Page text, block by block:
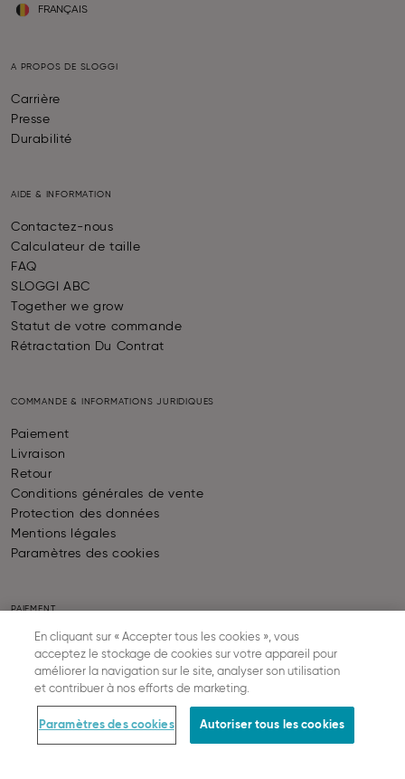
FRANÇAIS
A PROPOS DE SLOGGI
Carrière
Presse
Durabilité
AIDE & INFORMATION
Contactez-nous
Calculateur de taille
FAQ
SLOGGI ABC
Together we grow
Statut de votre commande
Rétractation Du Contrat
COMMANDE & INFORMATIONS JURIDIQUES
Paiement
Livraison
Retour
Conditions générales de vente
Protection des données
Mentions légales
Paramètres des cookies
PAIEMENT
En cliquant sur « Accepter tous les cookies », vous
acceptez le stockage de cookies sur votre appareil pour
améliorer la navigation sur le site, analyser son utilisation
et contribuer à nos efforts de marketing.
Paramètres des cookies Autoriser tous les cookies